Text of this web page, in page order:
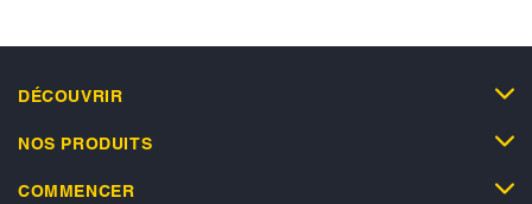
DÉCOUVRIR
NOS PRODUITS
COMMENCER